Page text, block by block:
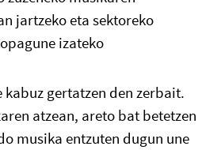
jartzeko eta sektoreko
izateko
kabuz gertatzen den zerbait.
atzean, areto bat betetzen
musika entzuten dugun une